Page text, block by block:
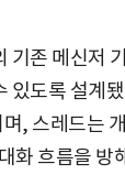
기존 메신저
있도록 설계
, 스레드는
화 흐름을